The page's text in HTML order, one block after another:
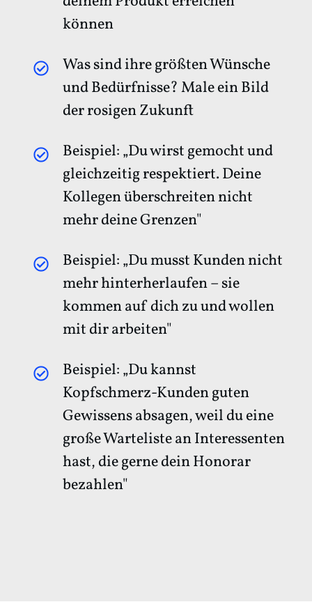
können
Was sind ihre größten Wünsche
und Bedürfnisse? Male ein Bild
der rosigen Zukunft
Beispiel: „Du wirst gemocht und
gleichzeitig respektiert. Deine
Kollegen überschreiten nicht
mehr deine Grenzen"
Beispiel: „Du musst Kunden nicht
mehr hinterherlaufen – sie
kommen auf dich zu und wollen
mit dir arbeiten"
Beispiel: „Du kannst
Kopfschmerz-Kunden guten
Gewissens absagen, weil du eine
große Warteliste an Interessenten
hast, die gerne dein Honorar
bezahlen"